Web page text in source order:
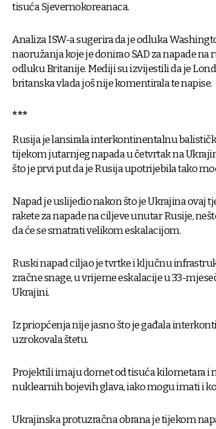
tisuća Sjevernokoreanaca.
Analiza ISW-a sugerira da je odluka
naoružanja koje je donirao SAD za napade
odluku Britanije. Mediji su izvijestili da je
britanska vlada još nije komentirala te napise.
***
Rusija je lansirala interkontinentalnu
tijekom jutarnjeg napada u četvrtak na
što je prvi put da je Rusija upotrijebila tako
Napad je uslijedio nakon što je Ukrajina ovaj
rakete za napade na ciljeve unutar Rusije,
da će se smatrati velikom eskalacijom.
Ruski napad ciljao je tvrtke i ključnu
zračne snage, u vrijeme eskalacije u 33-
Ukrajini.
Iz priopćenja nije jasno što je gađala
uzrokovala štetu.
Projektili imaju domet od tisuća kilometara i
nuklearnih bojevih glava, iako mogu imati i
Ukrajinska protuzračna obrana je tijekom